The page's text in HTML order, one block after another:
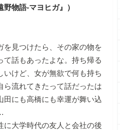
野物語-マヨヒガ』）
見つけたら、その家の物を
話もあったよな。持ち帰る
いけど、女が無欲で何も持ち
ら流れてきたって話だったは
にも高橋にも幸運が舞い込
に大学時代の友人と会社の後